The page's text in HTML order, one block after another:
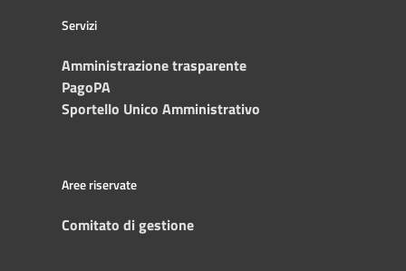
Servizi
Amministrazione trasparente
PagoPA
Sportello Unico Amministrativo
Aree riservate
Comitato di gestione